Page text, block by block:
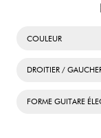
COULEUR
DROITIER /
FORME GUITARE